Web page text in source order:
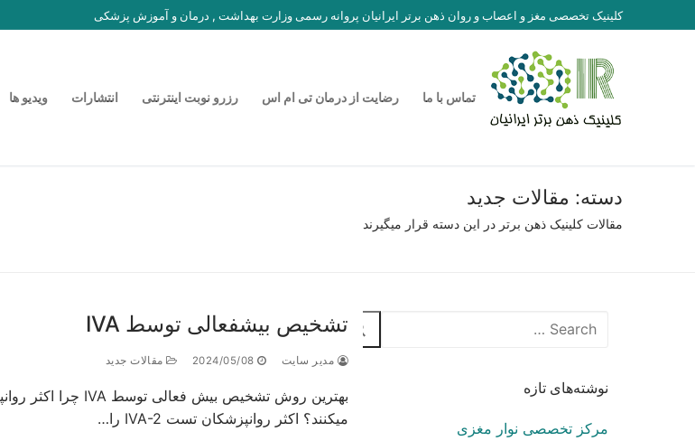
به
کلینیک تخصصی مغز و اعصاب و روان ذهن برتر ایرانیان پروانه رسمی وزارت بهداشت , درمان و آموزش پزشکی
ویدیو ها انتشارات رزرو نوبت اینترنتی رضایت از درمان تی ام اس تماس با ما
دسته: مقالات جدید
مقالات کلینیک ذهن برتر در این دسته قرار میگیرند
تشخیص بیشفعالی توسط IVA
مدیر سایت 2024/05/08 مقالات جدید
میکنند؟ اکثر روانپزشکان تست IVA-2 را…
جستجو
نوشته‌های تازه
مرکز تخصصی نوار مغزی